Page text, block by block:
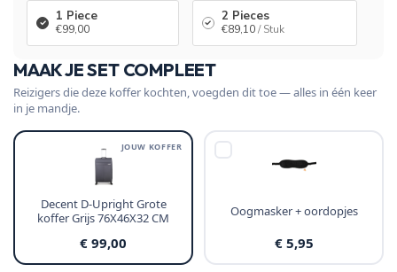
1 Piece
€99,00
2 Pieces
€89,10 / Stuk
MAAK JE SET COMPLEET
Reizigers die deze koffer kochten, voegden dit toe — alles in één keer
in je mandje.
JOUW KOFFER
Decent D-Upright Grote
koffer Grijs 76X46X32 CM
€ 99,00
Oogmasker + oordopjes
€ 5,95